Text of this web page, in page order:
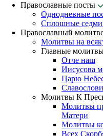
Православные посты
Однодневные
Сплошные
Православный
Молитвы на
Главные
Отче наш
Иисусова
Царю
Молитвы К
Молитвы
Матери
Молитвы
Всех